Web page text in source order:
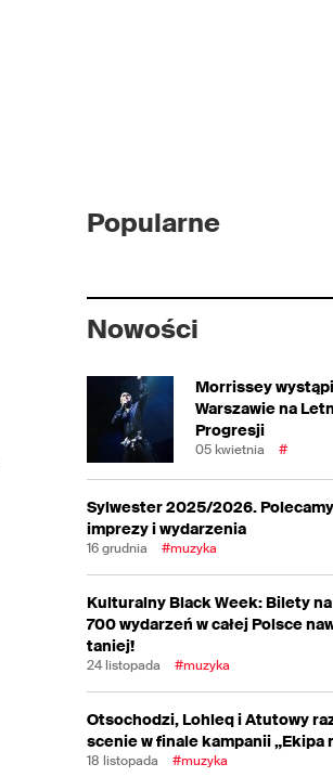
Popularne
Nowości
Morrissey
Warszawie na
Progresji
05 kwietnia #
Sylwester 2025/2026.
imprezy i wydarzenia
16 grudnia #muzyka
Kulturalny Black Week: Bilety
700 wydarzeń w całej Polsce
taniej!
24 listopada #muzyka
Otsochodzi, Lohleq i Atutowy
scenie w finale kampanii „Ekipa
18 listopada #muzyka